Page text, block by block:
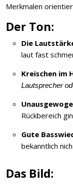
Merkmalen
Der Ton:
Die
laut fast
Kreischen im
Lautsprecher
Rückbereich
Gute
bekanntlich
Das Bild: